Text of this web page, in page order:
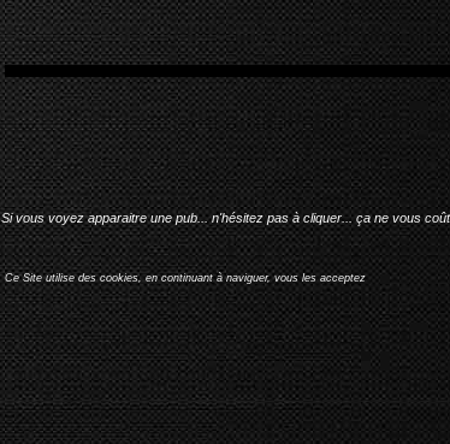
Si vous voyez apparaitre une pub... n'hésitez pas à cliquer... ça ne vous
Ce Site utilise des cookies, en continuant à naviguer, vous les acceptez